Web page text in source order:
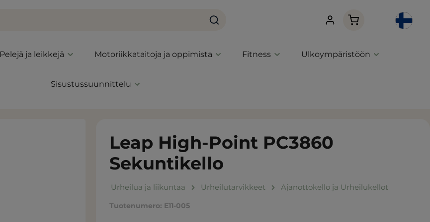
Ostoskori sisältää
Pelejä ja leikkejä Motoriikkataitoja ja oppimista Fitness Ulkoympäristöön
Sisustussuunnittelu
Leap High-Point PC3860
Sekuntikello
Urheilua ja liikuntaa Urheilutarvikkeet Ajanottokello ja Urheilukellot
Tuotenumero: E11-005